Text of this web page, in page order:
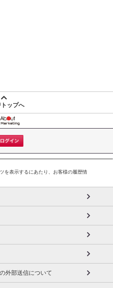
別注意事項（※必ずご確認くだ
での情報となります。
ップへ
を表示するにあたり、お客様の履歴情
外部送信について